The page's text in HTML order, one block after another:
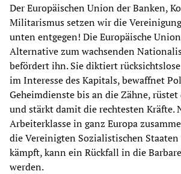
Der Europäischen Union der Banken,
Militarismus setzen wir die
unten entgegen! Die Europäische
Alternative zum wachsenden
befördert ihn. Sie diktiert
im Interesse des Kapitals, bewaffnet
Geheimdienste bis an die Zähne,
und stärkt damit die rechtesten Kräfte.
Arbeiterklasse in ganz Europa
die Vereinigten Sozialistischen Staaten
kämpft, kann ein Rückfall in die
werden.